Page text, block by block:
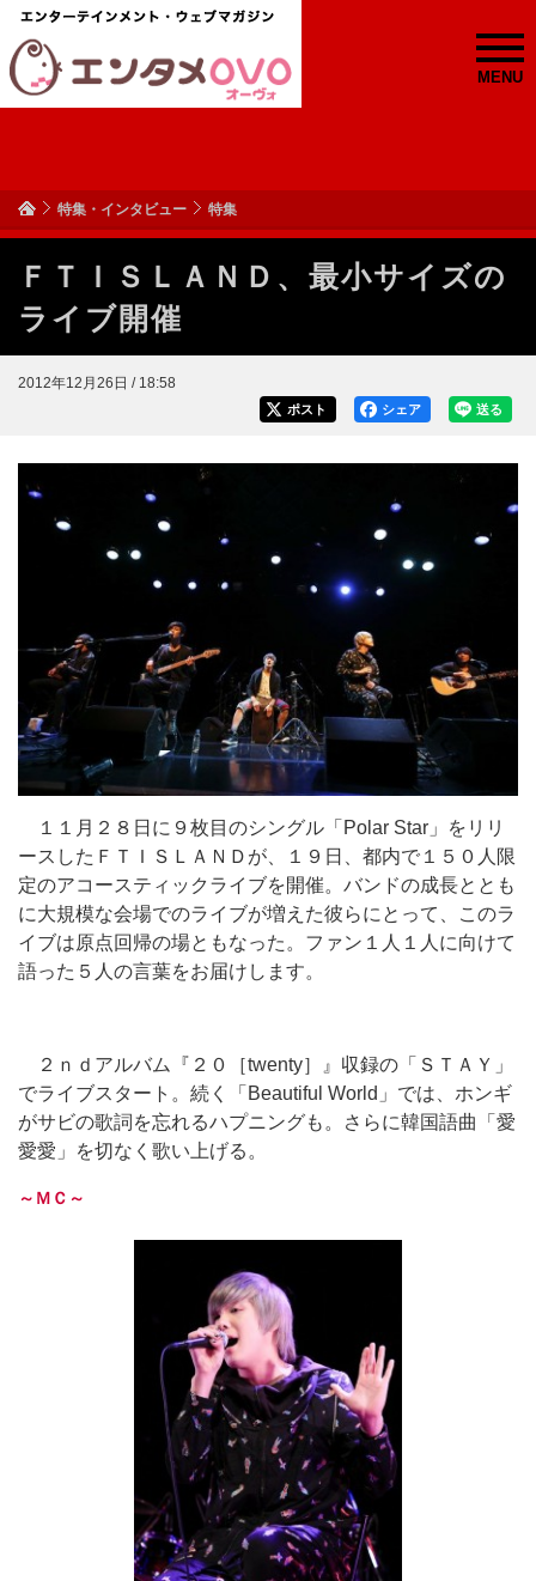
MENU
特集・インタビュー 特集
ＦＴＩＳＬＡＮＤ、最小サイズの
ライブ開催
2012年12月26日 / 18:58
送る
シェア
ポスト
１１月２８日に９枚目のシングル「Polar Star」をリリ
ースしたＦＴＩＳＬＡＮＤが、１９日、都内で１５０人限
定のアコースティックライブを開催。バンドの成長ととも
に大規模な会場でのライブが増えた彼らにとって、このラ
イブは原点回帰の場ともなった。ファン１人１人に向けて
語った５人の言葉をお届けします。
２ｎｄアルバム『２０［twenty］』収録の「ＳＴＡＹ」
でライブスタート。続く「Beautiful World」では、ホンギ
がサビの歌詞を忘れるハプニングも。さらに韓国語曲「愛
愛愛」を切なく歌い上げる。
～ＭＣ～